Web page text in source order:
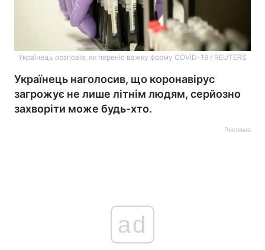
Українець розповів, як переніс важку форму СOVID-19 / REUTERS
Українець наголосив, що коронавірус
загрожує не лише літнім людям, серйозно
захворіти може будь-хто.
Реклама
ad